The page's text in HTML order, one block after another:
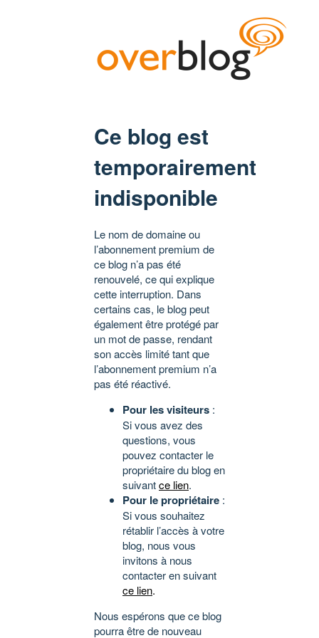
Ce blog est
temporairement
indisponible
Le nom de domaine ou
l’abonnement premium de
ce blog n’a pas été
renouvelé, ce qui explique
cette interruption. Dans
certains cas, le blog peut
également être protégé par
un mot de passe, rendant
son accès limité tant que
l’abonnement premium n’a
pas été réactivé.
Pour les visiteurs :
Si vous avez des
questions, vous
pouvez contacter le
propriétaire du blog en
suivantce lien.
Pour le propriétaire :
Si vous souhaitez
rétablir l’accès à votre
blog, nous vous
invitons à nous
contacter en suivant
ce lien.
Nous espérons que ce blog
pourra être de nouveau